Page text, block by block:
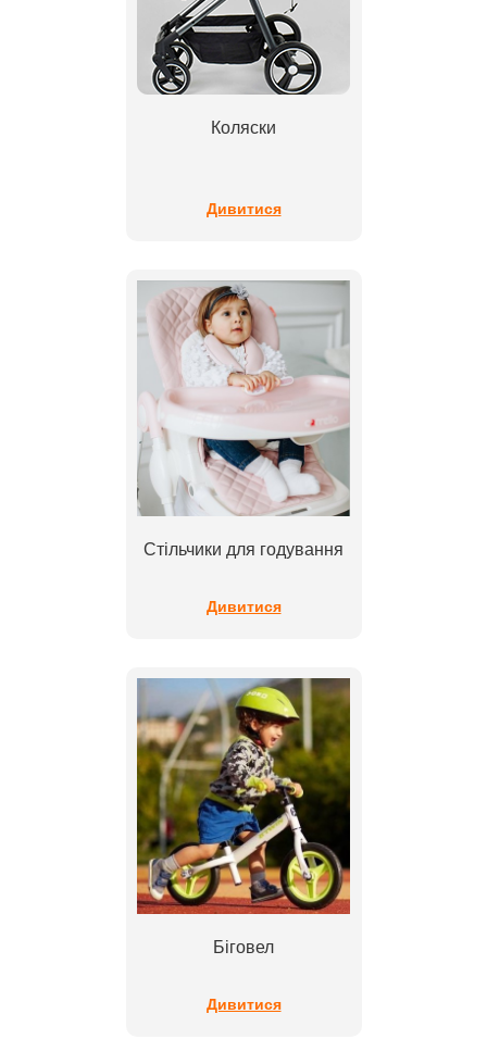
Коляски
Дивитися
Стільчики для годування
Дивитися
Біговел
Дивитися